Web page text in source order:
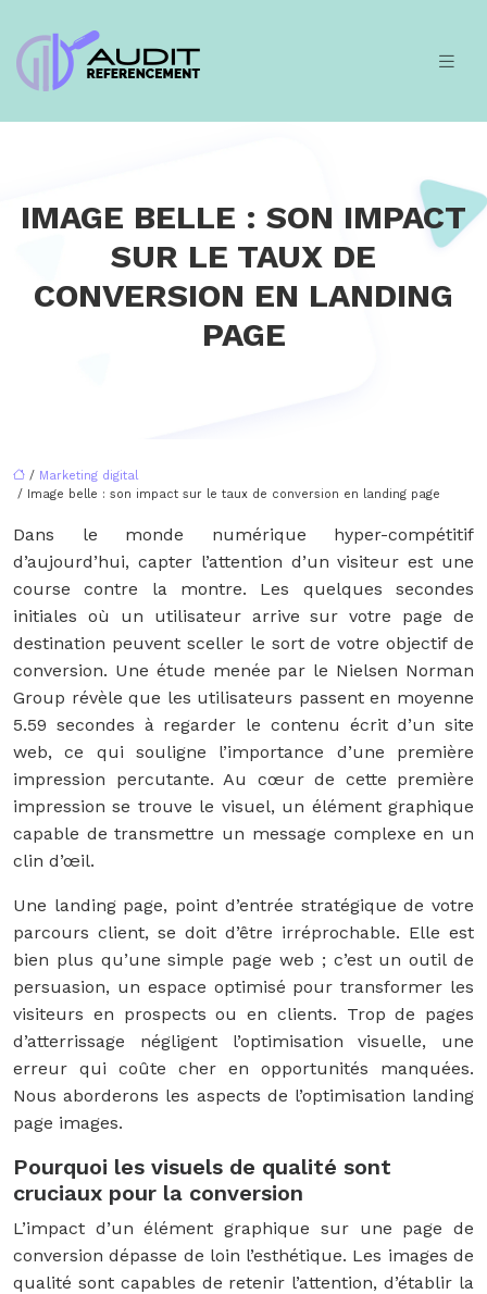
IMAGE BELLE : SON IMPACT
SUR LE TAUX DE
CONVERSION EN LANDING
PAGE
/ Marketing digital
/ Image belle : son impact sur le taux de conversion en landing page
Dans le monde numérique hyper-compétitif
d’aujourd’hui, capter l’attention d’un visiteur est une
course contre la montre. Les quelques secondes
initiales où un utilisateur arrive sur votre page de
destination peuvent sceller le sort de votre objectif de
conversion. Une étude menée par le Nielsen Norman
Group révèle que les utilisateurs passent en moyenne
5.59 secondes à regarder le contenu écrit d’un site
web, ce qui souligne l’importance d’une première
impression percutante. Au cœur de cette première
impression se trouve le visuel, un élément graphique
capable de transmettre un message complexe en un
clin d’œil.
Une landing page, point d’entrée stratégique de votre
parcours client, se doit d’être irréprochable. Elle est
bien plus qu’une simple page web ; c’est un outil de
persuasion, un espace optimisé pour transformer les
visiteurs en prospects ou en clients. Trop de pages
d’atterrissage négligent l’optimisation visuelle, une
erreur qui coûte cher en opportunités manquées.
Nous aborderons les aspects de l’optimisation landing
page images.
Pourquoi les visuels de qualité sont
cruciaux pour la conversion
L’impact d’un élément graphique sur une page de
conversion dépasse de loin l’esthétique. Les images de
qualité sont capables de retenir l’attention, d’établir la